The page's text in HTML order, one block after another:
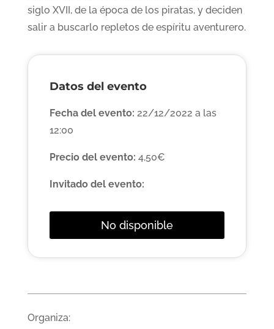
siglo XVII, de la época de los piratas, y deciden
salir a buscarlo repletos de espíritu aventurero.
Datos del evento
Fecha del evento: 22/12/2022 a las
12:00
Precio del evento: 4,50€
Invitado del evento:
No disponible
Organiza: